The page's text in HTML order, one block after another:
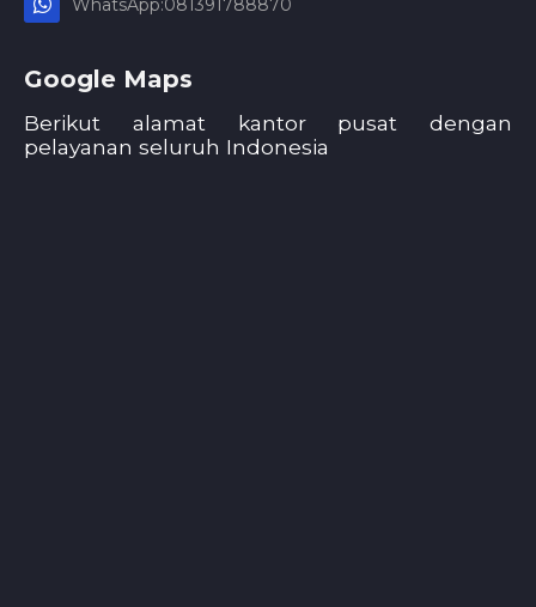
Google Maps
Berikut alamat kantor pusat dengan
pelayanan seluruh Indonesia